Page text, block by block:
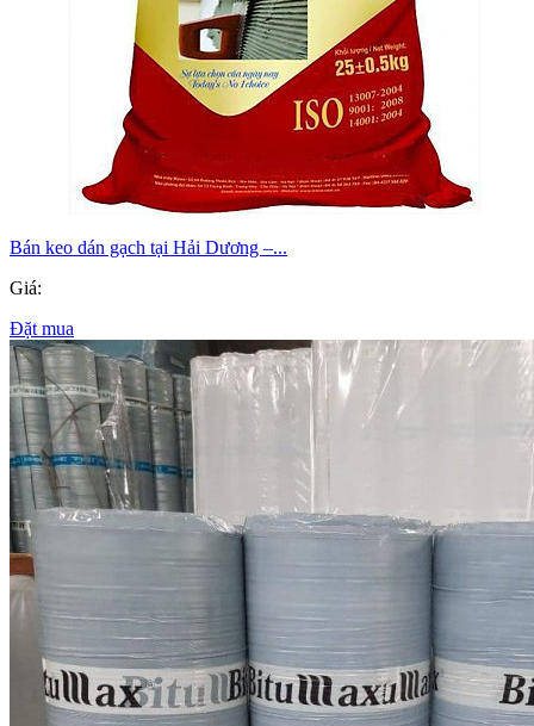
Bán keo dán gạch tại Hải Dương –...
Giá:
Đặt mua